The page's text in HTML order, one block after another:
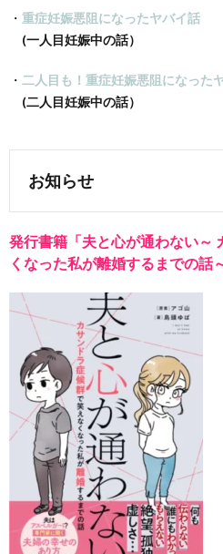
・ 重症妊娠悪阻になったヤバイ話
(一人目妊娠中の話）
・ 二人目も！重症妊娠悪阻になった
(二人目妊娠中の話）
お知らせ
発行書籍「夫と心が通わない～
くなった私が離婚するまでの話